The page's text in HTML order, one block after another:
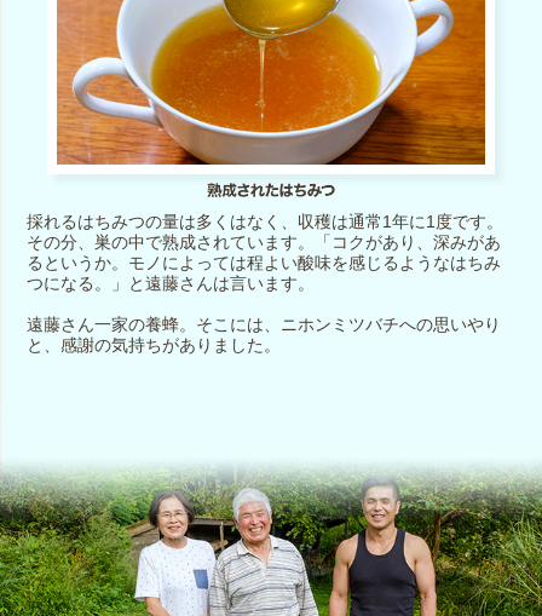
採れるはちみつの量は多くはなく、収穫は通常1年に1度です。
その分、巣の中で熟成されています。「コクがあり、深みがあ
るというか。モノによっては程よい酸味を感じるようなはちみ
つになる。」と遠藤さんは言います。
遠藤さん一家の養蜂。そこには、ニホンミツバチへの思いやり
と、感謝の気持ちがありました。